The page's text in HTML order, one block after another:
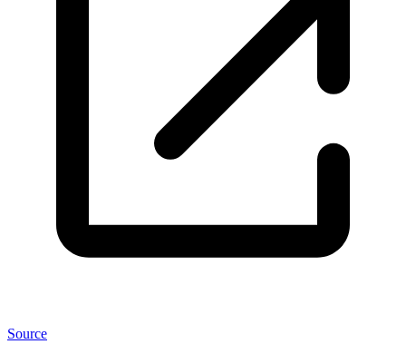
Source